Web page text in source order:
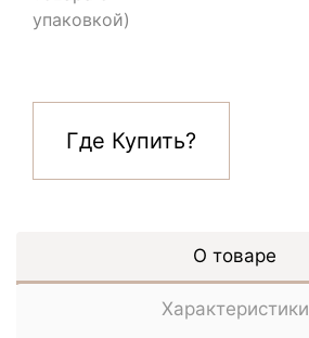
упаковкой)
Где Купить?
О товаре
Характеристики